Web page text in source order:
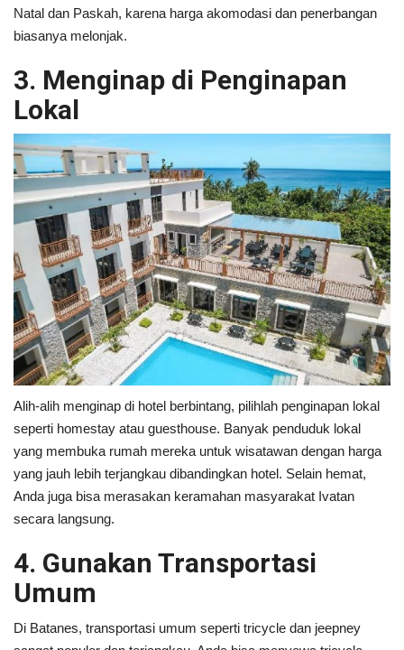
Natal dan Paskah, karena harga akomodasi dan penerbangan
biasanya melonjak.
3. Menginap di Penginapan
Lokal
Alih-alih menginap di hotel berbintang, pilihlah penginapan lokal
seperti homestay atau guesthouse. Banyak penduduk lokal
yang membuka rumah mereka untuk wisatawan dengan harga
yang jauh lebih terjangkau dibandingkan hotel. Selain hemat,
Anda juga bisa merasakan keramahan masyarakat Ivatan
secara langsung.
4. Gunakan Transportasi
Umum
Di Batanes, transportasi umum seperti tricycle dan jeepney